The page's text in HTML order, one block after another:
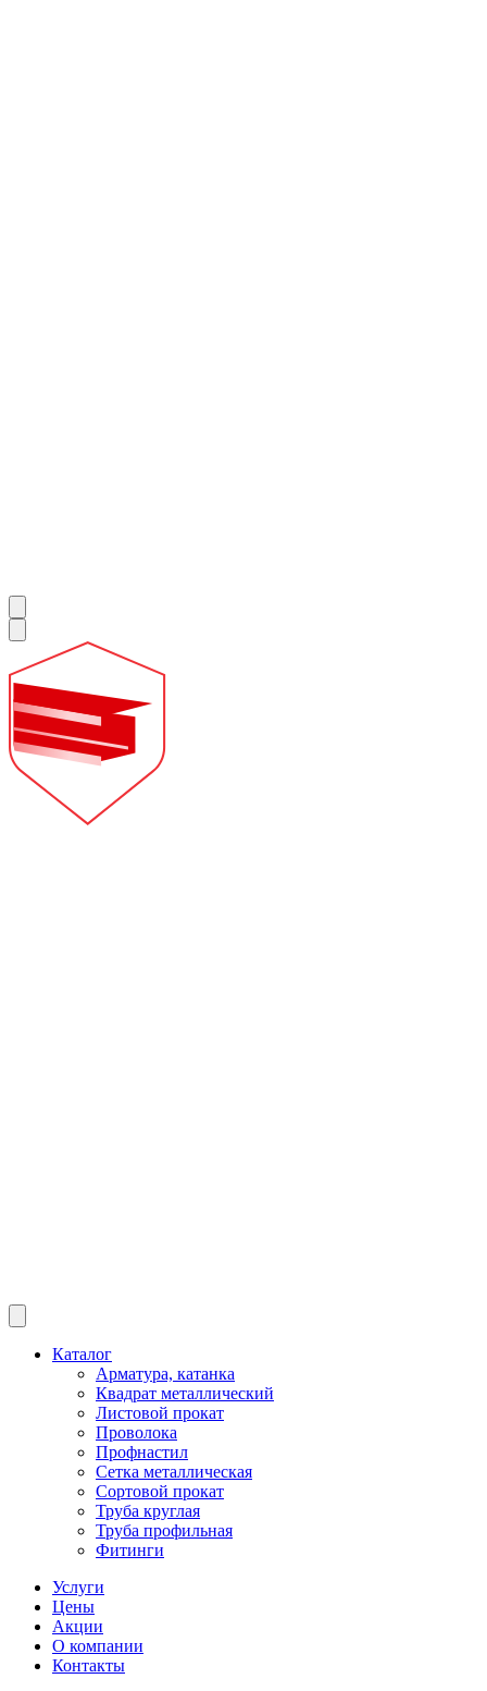
Каталог
Арматура, катанка
Квадрат металлический
Листовой прокат
Проволока
Профнастил
Сетка металлическая
Сортовой прокат
Труба круглая
Труба профильная
Фитинги
Услуги
Цены
Акции
О компании
Контакты